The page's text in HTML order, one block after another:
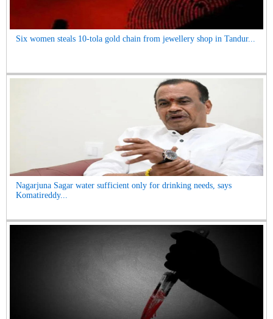
Six women steals 10-tola gold chain from jewellery shop in Tandur...
Nagarjuna Sagar water sufficient only for drinking needs, says
Komatireddy...